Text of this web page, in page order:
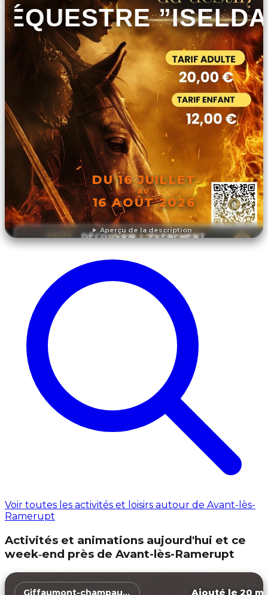
Aperçu de la description
ÉQUESTRE
DU 16 JUILLET
AU
16 AOÛT 2026
DÉCOUVRIR L'ÉVÉNEMENT
Voir toutes les activités et loisirs autour de Avant-lès-
Ramerupt
Activités et animations aujourd'hui et ce
week‑end près de Avant-lès-Ramerupt
Giffaumont-champaubert Ajouté le 20